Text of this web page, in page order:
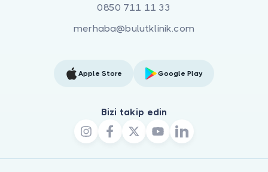
0850 711 11 33
merhaba@bulutklinik.com
Apple Store Google Play
Bizi takip edin